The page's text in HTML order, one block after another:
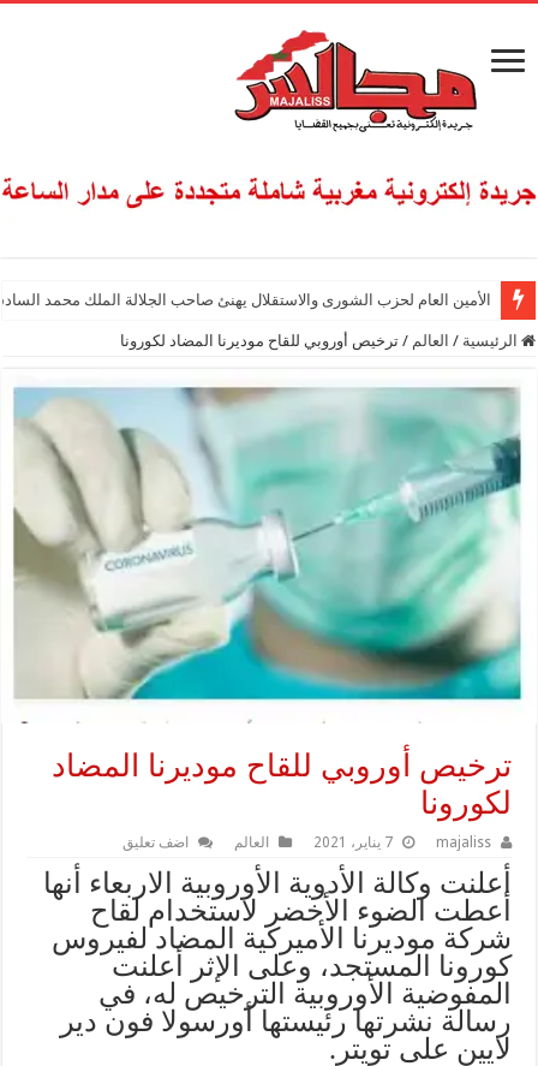
الأمين العام لحزب الشورى والاستقلال يهنئ صاحب الجلالة الملك محمد
الرئيسية / العالم / ترخيص أوروبي للقاح موديرنا المضاد لكورونا
ترخيص أوروبي للقاح موديرنا المضاد
لكورونا
majaliss 7 يناير، 2021 العالم اضف تعليق
أعلنت وكالة الأدوية الأوروبية الاربعاء أنها
أعطت الضوء الأخضر لاستخدام لقاح
شركة موديرنا الأميركية المضاد لفيروس
كورونا المستجد، وعلى الإثر أعلنت
المفوضية الأوروبية الترخيص له، في
رسالة نشرتها رئيستها أورسولا فون دير
لايين على تويتر.